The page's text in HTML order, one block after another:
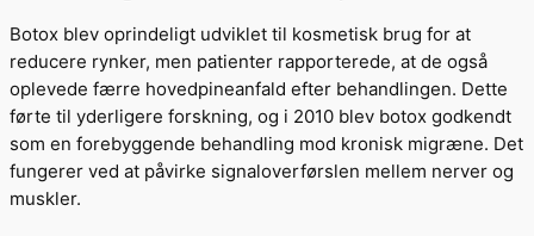
Botox blev oprindeligt udviklet til kosmetisk brug for at
reducere rynker, men patienter rapporterede, at de også
oplevede færre hovedpineanfald efter behandlingen. Dette
førte til yderligere forskning, og i 2010 blev botox godkendt
som en forebyggende behandling mod kronisk migræne. Det
fungerer ved at påvirke signaloverførslen mellem nerver og
muskler.